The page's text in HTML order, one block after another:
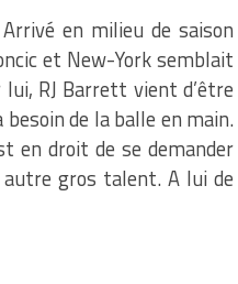
en milieu de saison
et New-York semblait
RJ Barrett vient d’être
de la balle en main.
en droit de se demander
gros talent. A lui de